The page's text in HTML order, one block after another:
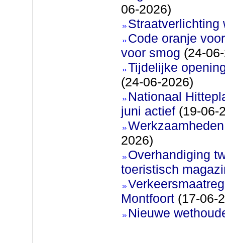
06-2026)
Straatverlichting
Code oranje
voor smog (24-
Tijdelijke
(24-06-2026)
Nationaal
juni actief(19-06-
2026)
Overhandiging
toeristisch
Montfoort(17-06-
Nieuwe